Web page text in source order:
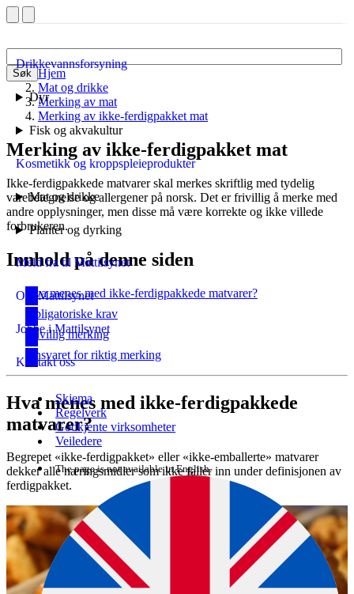
Søk
Drikkevannsforsyning
Dyr
Fisk og akvakultur
Kosmetikk og kroppspleieprodukter
Mat og drikke
Planter og dyrking
Meld fra til Mattilsynet
Om Mattilsynet
Jobbe i Mattilsynet
Kontakt oss
Skjema
Regelverk
Godkjente virksomheter
Veiledere
The page is not available in English.
Hjem
Mat og drikke
Merking av mat
Merking av ikke-ferdigpakket mat
Merking av ikke-ferdigpakket mat
Ikke-ferdigpakkede matvarer skal merkes skriftlig med tydelig
varebetegnelse og allergener på norsk. Det er frivillig å merke med
andre opplysninger, men disse må være korrekte og ikke villede
forbrukeren.
Innhold på denne siden
Hva menes med ikke-ferdigpakkede matvarer?
Obligatoriske krav
Frivillig merking
Ansvaret for riktig merking
Hva menes med ikke-ferdigpakkede
matvarer?
Begrepet «ikke-ferdigpakket» eller «ikke-emballerte» matvarer
dekker alle næringsmidler som ikke faller inn under definisjonen av
ferdigpakket.